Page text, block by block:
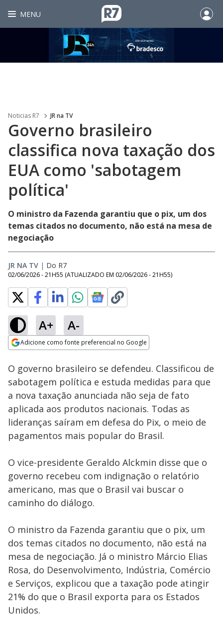
MENU
Noticias R7 JR na TV
Governo brasileiro
classifica nova taxação dos
EUA como 'sabotagem
política'
O ministro da Fazenda garantiu que o pix, um dos
temas citados no documento, não está na mesa de
negociação
JR NA TV | Do R7
02/06/2026 - 21H55 (ATUALIZADO EM 02/06/2026 - 21H55)
A+ A-
Adicione como fonte preferencial no Google
Jornal da Record |
05/08/2026
Ativar
Loaded:
43.88%
O governo brasileiro se defendeu. Classificou de
sabotagem política e estuda medidas para que
a nova taxação anunciada não seja de fato
aplicada aos produtos nacionais. Todas as
lideranças saíram em defesa do Pix, o meio de
pagamentos mais popular do Brasil.
O vice-presidente Geraldo Alckmin disse que o
governo recebeu com indignação o relatório
americano, mas que o Brasil vai buscar o
caminho do diálogo.
O ministro da Fazenda garantiu que o pix, um
dos temas citados no documento, não está na
mesa de negociação. Já o ministro Márcio Elias
Rosa, do Desenvolvimento, Indústria, Comércio
e Serviços, explicou que a taxação pode atingir
21% do que o Brasil exporta para os Estados
Unidos.